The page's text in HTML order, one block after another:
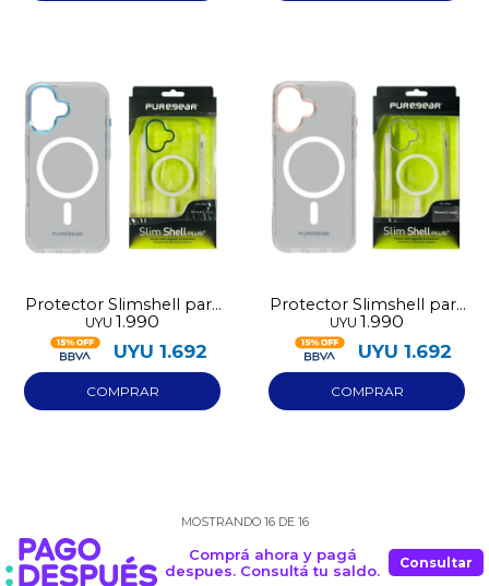
Protector Slimshell para
Iphone 17
UYU 1.990
UYU 1.692
Protector Slimshell para
Iphone 17
UYU 1.990
UYU 1.692
MOSTRANDO 16DE 16
Comprá ahora y pagá
despues. Consultá tu saldo.
Consultar